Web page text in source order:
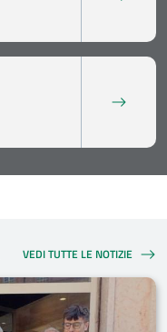
VEDI TUTTE LE NOTIZIE
NOTIZIE PER CHI VUOLE